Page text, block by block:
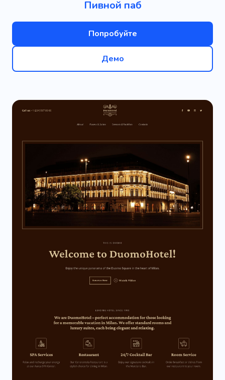
Пивной паб
Попробуйте
Демо